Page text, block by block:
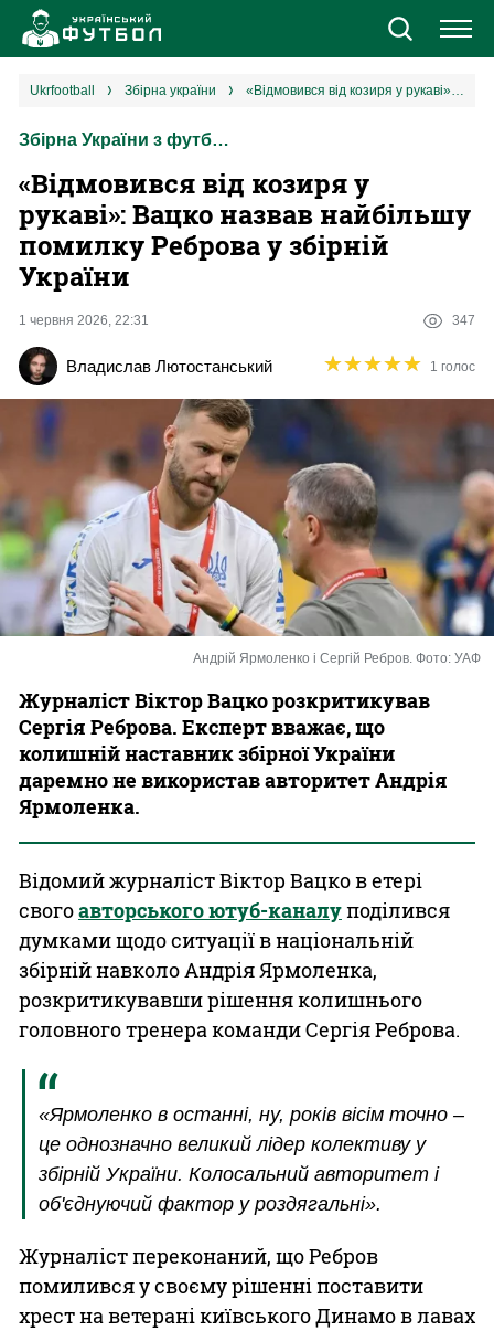
Новини
Збірна
Єврокубки
УПЛ
2 ліга
Різне
Букмекери
Казино
ukrfootball збірна україни «Відмовився від козиря у рукаві»: Вацко назвав найбільшу помилку Реброва у збірній України
Збірна України з футболу
«Відмовився від козиря у
рукаві»: Вацко назвав найбільшу
помилку Реброва у збірній
України
1 червня 2026, 22:31 347
Владислав Лютостанський ★★★★★
★★★★★ 1 голос
Андрій Ярмоленко і Сергій Ребров. Фото: УАФ
Журналіст Віктор Вацко розкритикував
Сергія Реброва. Експерт вважає, що
колишній наставник збірної України
даремно не використав авторитет Андрія
Ярмоленка.
Відомий журналіст Віктор Вацко в етері
свогоавторського ютуб-каналуподілився
думками щодо ситуації в національній
збірній навколо Андрія Ярмоленка,
розкритикувавши рішення колишнього
головного тренера команди Сергія Реброва.
«Ярмоленко в останні, ну, років вісім точно –
це однозначно великий лідер колективу у
збірній України. Колосальний авторитет і
об'єднуючий фактор у роздягальні».
Журналіст переконаний, що Ребров
помилився у своєму рішенні поставити
хрест на ветерані київського Динамо в лавах